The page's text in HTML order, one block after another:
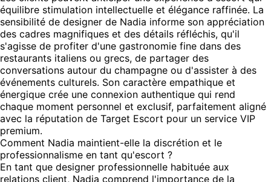
équilibre stimulation intellectuelle et élégance raffinée. La
sensibilité de designer de Nadia informe son appréciation
des cadres magnifiques et des détails réfléchis, qu'il
s'agisse de profiter d'une gastronomie fine dans des
restaurants italiens ou grecs, de partager des
conversations autour du champagne ou d'assister à des
événements culturels. Son caractère empathique et
énergique crée une connexion authentique qui rend
chaque moment personnel et exclusif, parfaitement aligné
avec la réputation de Target Escort pour un service VIP
premium.
Comment Nadia maintient-elle la discrétion et le
professionnalisme en tant qu'escort ?
En tant que designer professionnelle habituée aux
relations client, Nadia comprend l'importance de la